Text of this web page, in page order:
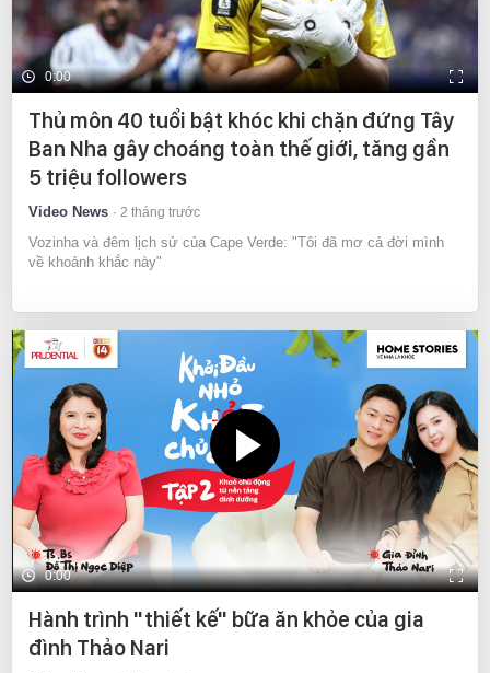
0:00
Thủ môn 40 tuổi bật khóc khi chặn đứng Tây
Ban Nha gây choáng toàn thế giới, tăng gần
5 triệu followers
Video News 2 tháng trước
Vozinha và đêm lịch sử của Cape Verde: "Tôi đã mơ cả đời mình
về khoảnh khắc này"
0:00
Hành trình "thiết kế" bữa ăn khỏe của gia
đình Thảo Nari